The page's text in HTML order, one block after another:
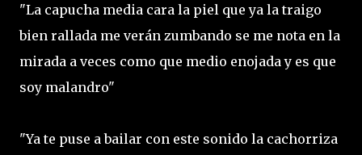
"La capucha media cara la piel que ya la traigo
bien rallada me verán zumbando se me nota en la
mirada a veces como que medio enojada y es que
soy malandro"
"Ya te puse a bailar con este sonido la cachorriza